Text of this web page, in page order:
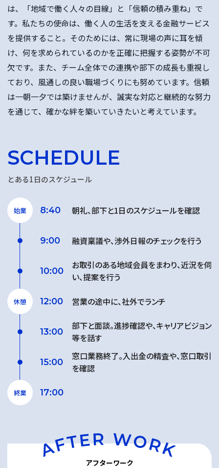
は、「地域で働く人々の目線」と「信頼の積み重ね」で
す。私たちの使命は、働く人の生活を支える金融サービス
を提供すること。そのためには、常に現場の声に耳を傾
け、何を求められているのかを正確に把握する姿勢が不可
欠です。また、チーム全体での連携や部下の成長も重視し
ており、風通しの良い職場づくりにも努めています。信頼
は一朝一夕では築けませんが、誠実な対応と継続的な努力
を通じて、確かな絆を築いていきたいと考えています。
SCHEDULE
とある1日のスケジュール
始業 8:40 朝礼、部下と1日のスケジュールを確認
9:00 融資稟議や、渉外日報のチェックを行う
10:00
お取引のある地域会員をまわり、近況を伺
い、提案を行う
休憩 12:00 営業の途中に、社外でランチ
13:00
部下と面談。進捗確認や、キャリアビジョン
等を話す
15:00
窓口業務終了。入出金の精査や、窓口取引
を確認
終業 17:00
アフターワーク